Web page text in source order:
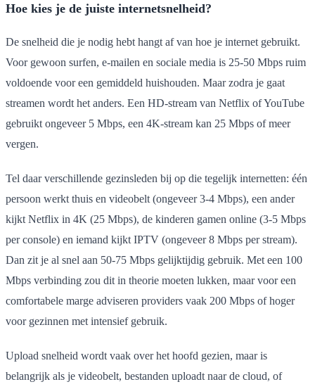
Hoe kies je de juiste internetsnelheid?
De snelheid die je nodig hebt hangt af van hoe je internet gebruikt.
Voor gewoon surfen, e-mailen en sociale media is 25-50 Mbps ruim
voldoende voor een gemiddeld huishouden. Maar zodra je gaat
streamen wordt het anders. Een HD-stream van Netflix of YouTube
gebruikt ongeveer 5 Mbps, een 4K-stream kan 25 Mbps of meer
vergen.
Tel daar verschillende gezinsleden bij op die tegelijk internetten: één
persoon werkt thuis en videobelt (ongeveer 3-4 Mbps), een ander
kijkt Netflix in 4K (25 Mbps), de kinderen gamen online (3-5 Mbps
per console) en iemand kijkt IPTV (ongeveer 8 Mbps per stream).
Dan zit je al snel aan 50-75 Mbps gelijktijdig gebruik. Met een 100
Mbps verbinding zou dit in theorie moeten lukken, maar voor een
comfortabele marge adviseren providers vaak 200 Mbps of hoger
voor gezinnen met intensief gebruik.
Upload snelheid wordt vaak over het hoofd gezien, maar is
belangrijk als je videobelt, bestanden uploadt naar de cloud, of